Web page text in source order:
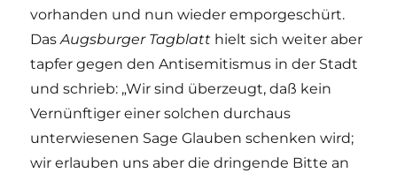
vorhanden und nun wieder emporgeschürt.
DasAugsburger Tagblatt hielt sich weiter aber
tapfer gegen den Antisemitismus in der Stadt
und schrieb: „Wir sind überzeugt, daß kein
Vernünftiger einer solchen durchaus
unterwiesenen Sage Glauben schenken wird;
wir erlauben uns aber die dringende Bitte an